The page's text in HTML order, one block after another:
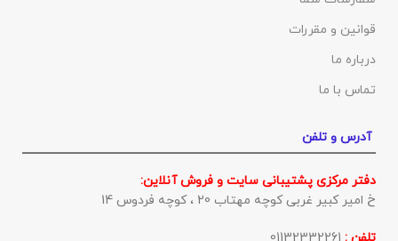
قوانین و مقررات
درباره ما
تماس با ما
آدرس و تلفن
دفتر مرکزی پشتیبانی سایت و فروش آنلاین:
خ امیر کبیر غربی کوچه مهتاب 20 ، کوچه فردوس 14